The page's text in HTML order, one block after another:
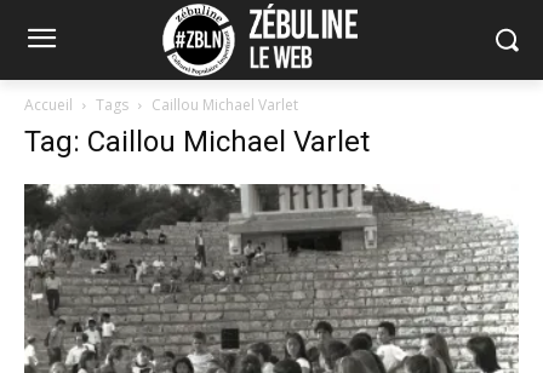
Accueil Tags Caillou Michael Varlet
Tag: Caillou Michael Varlet